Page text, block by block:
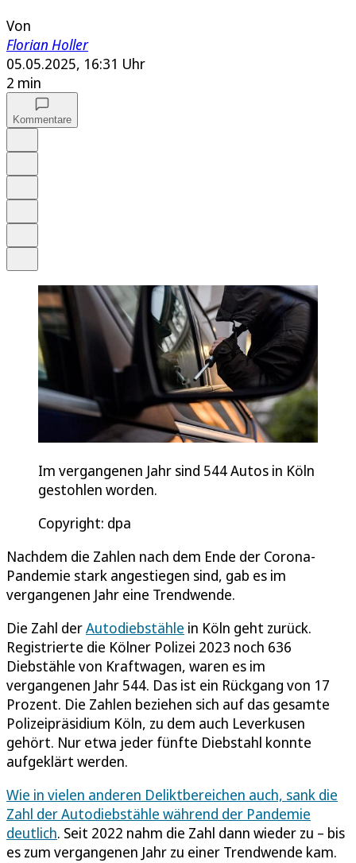
Von
Florian Holler
05.05.2025, 16:31 Uhr
2 min
Kommentare
Im vergangenen Jahr sind 544 Autos in Köln
gestohlen worden.
Copyright: dpa
Nachdem die Zahlen nach dem Ende der Corona-
Pandemie stark angestiegen sind, gab es im
vergangenen Jahr eine Trendwende.
Die Zahl derAutodiebstähle in Köln geht zurück.
Registrierte die Kölner Polizei 2023 noch 636
Diebstähle von Kraftwagen, waren es im
vergangenen Jahr 544. Das ist ein Rückgang von 17
Prozent. Die Zahlen beziehen sich auf das gesamte
Polizeipräsidium Köln, zu dem auch Leverkusen
gehört. Nur etwa jeder fünfte Diebstahl konnte
aufgeklärt werden.
Wie in vielen anderen Deliktbereichen auch, sank die
Zahl der Autodiebstähle während der Pandemie
deutlich. Seit 2022 nahm die Zahl dann wieder zu – bis
es zum vergangenen Jahr zu einer Trendwende kam.